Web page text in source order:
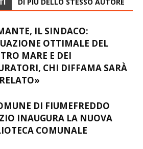
IL SINDACO:
OTTIMALE DEL
MARE E DEI
CHI DIFFAMA SARÀ
DI FIUMEFREDDO
INAUGURA LA NUOVA
COMUNALE